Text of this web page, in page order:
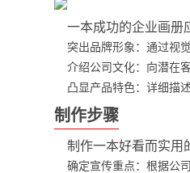
一本成功的企业画册
突出品牌形象：通过视
介绍公司文化：向潜在
凸显产品特色：详细描
制作步骤
制作一本好看而实用
确定宣传重点：根据公